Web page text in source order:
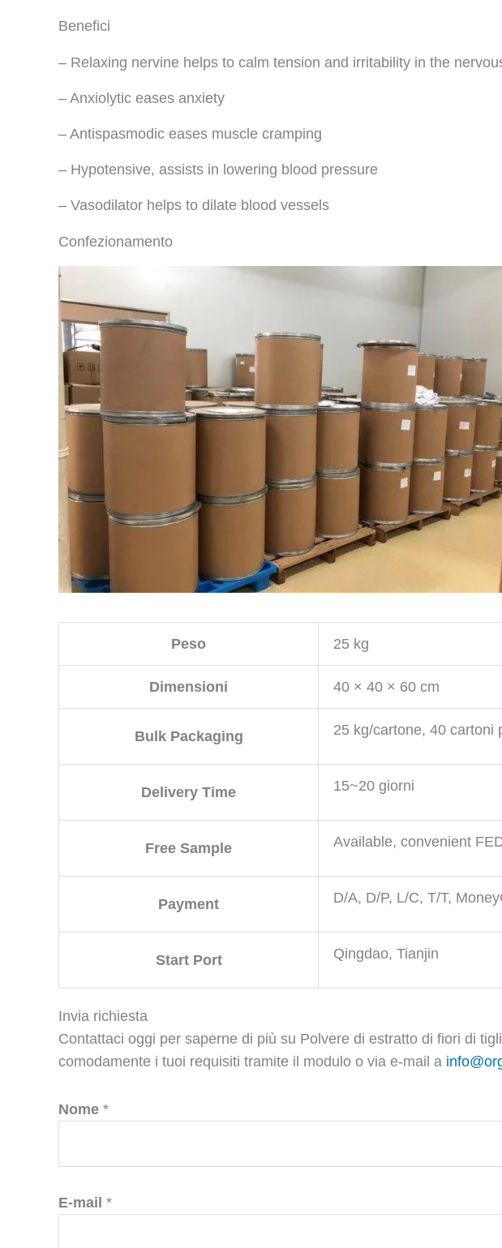
Benefici
– Relaxing nervine helps to calm tension and irritability in the
– Anxiolytic eases anxiety
– Antispasmodic eases muscle cramping
– Hypotensive, assists in lowering blood pressure
– Vasodilator helps to dilate blood vessels
Confezionamento
Peso 25 kg
Dimensioni 40 × 40 × 60 cm
Bulk Packaging 25 kg/cartone, 40 cartoni
Delivery Time 15~20 giorni
Free Sample Available, convenient
Payment D/A, D/P, L/C, T/T,
Start Port Qingdao, Tianjin
Invia richiesta
Contattaci oggi per saperne di più su Polvere di estratto di fiori di
comodamente i tuoi requisiti tramite il modulo o via e-mail a
Nome *
E-mail *